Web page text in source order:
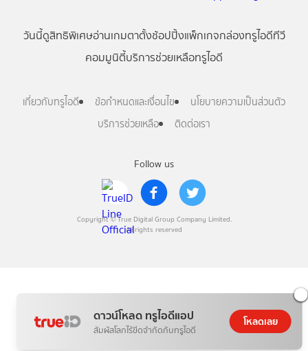
ดาวน์โหลด ทรูไอดีแอป
สัมผัสโลกไร้ขีดจำกัดกับทรูไอดี
โหลดเลย
Follow us
Copyright © True Digital Group Company Limited.
All rights reserved
วันนี้ดูสิทธิพิเศษอ่านเกมตาตั้งช้อปปิ้งแพ็กเกจกล่องทรูไอดีทีวี
คอมมูนิตี้บริการช่วยเหลือทรูไอดี
เกี่ยวกับทรูไอดี ข้อกำหนดและเงื่อนไข
นโยบายความเป็นส่วนตัว
บริการช่วยเหลือ
ติดต่อเรา